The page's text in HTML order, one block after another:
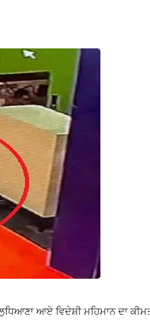
ਆਏ ਵਿਦੇਸ਼ੀ ਮਹਿਮਾਨ ਦਾ